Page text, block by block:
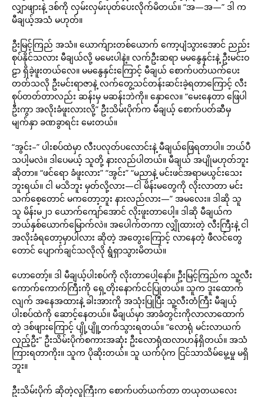
လျှာဖျားနဲ့ ဒစ်ကို လှမ်းလှမ်းပုတ်ပေးလိုက်မိတယ်။ “အ—အ—” ဒါ က
မီချယ့်အသံ မဟုတ်။
ဦးမြင့်ကြည် အသံ။ ယောက်ျားတစ်ယောက် ကော့ပျံသွားအောင် ညည်း
စုပ်နိုင်သလား မီချယ်လို့ မမေးပါနဲ့။ လက်ဦးဆရာ မမနွေနှင်းနဲ့ ဦးမင်းဝ
ဠာ ရှိခဲ့ဖူးတယ်လေ။ မမနွေနှင်းကြောင့် မီချယ် စောက်ပတ်ယက်ပေး
တတ်သလို ဦးမင်းရာဇာနဲ့ လက်တွေ့သင်တန်းဆင်းခဲ့ရတာကြောင့် လီး
စုပ်တတ်တာလည်း ဆန်းမှ မဆန်းဘဲကို။ နှောလေ။ “မေးနေတာ ဖြေပါ
ဦးကွာ အလိုးခံဖူးလားလို့” ဦးသိမ်းပိုက်က မီချယ့် စောက်ပတ်ဆီမှ
မျက်နှာ ခဏခွာရင်း မေးတယ်။
“အွင်း–” ပါးစပ်ထဲမှာ လီးပလုတ်ပလောင်းနဲ့ မီချယ်ဖြေရတာပါ။ ဘယ်ပီ
သပါ့မလဲ။ ဒါပေမယ့် သူတို့ နားလည်ပါတယ်။ မီချယ် အပျိုမဟုတ်ဘူး
ဆိုတာ။ “ဖင်ရော ခံဖူးလား” “အွင်း” “မညာနဲ့ မင်းဖင်အရာမယွင်းသေး
ဘူးရယ်။ ငါ မသိဘူး မှတ်လို့လား—ငါ မိန်းမတွေကို လိုးလာတာ မင်း
သက်စေ့တောင် မကတော့ဘူး နားလည်လား—” အမလေး။ ဒါဆို သူ
သူ မိန်းမ၂၁ ယောက်ကျော်အောင် လိုးဖူးတာပေါ့။ ဒါဆို မီချယ်က
ဘယ်နှစ်ယောက်မြောက်လဲ။ အပေါက်တကာ လျှိုထားတဲ့ လီးကြီးနဲ့ ငါ
အလိုးခံရတော့မှာပါလား ဆိုတဲ့ အတွေးကြောင့် လာနေတဲ့ ဖီလင်တွေ
တောင် ပျောက်ချင်သလိုလို ရွံရှာသွားမိတယ်။
ဟောတော့်။ ဒါ မီချယ့်ပါးစပ်ကို လိုးတာပေါ့နော်။ ဦးမြင့်ကြည်က သူ့လီး
ကောက်ကောက်ကြီးကို ရှေ့တိုးနောက်ငင်ပြုတယ်။ သူက ဒူးထောက်
လျက် အနေအထားနဲ့ ခါးအားကို အသုံးပြုပြီး သူ့လီးတံကြီး မီချယ့်
ပါးစပ်ထဲကို ဆောင့်နေတယ်။ မီချယ်မှာ အာခံတွင်းကိုလာလာထောက်
တဲ့ ဒစ်ဖျားကြောင့် ပျို့ပျိူ့တက်သွားရတယ်။ “လောရုံ မင်းလာယက်
လှည့်ဦး” ဦးသိမ်းပိုက်စကားအဆုံး ဦးလောရုံထလာဟန်ရှိတယ်။ အသံ
ကြားရတာကိုး။ သူက ပိုဆိုးတယ်။ သူ ယက်ပုံက ငြင်သာသိမ်မွေ့မှု မရှိ
ဘူး။
ဦးသိမ်းပိုက် ဆိုတဲ့လူကြီးက စောက်ပတ်ယက်တာ တယုတယလေး